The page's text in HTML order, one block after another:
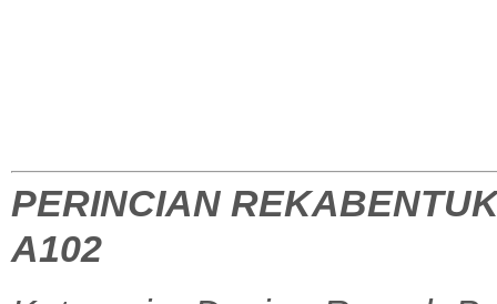
PERINCIAN
A102